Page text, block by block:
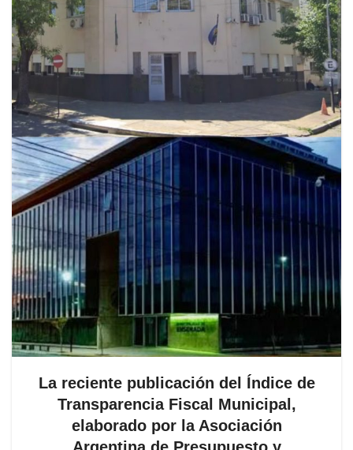
La reciente publicación del Índice de
Transparencia Fiscal Municipal,
elaborado por la Asociación